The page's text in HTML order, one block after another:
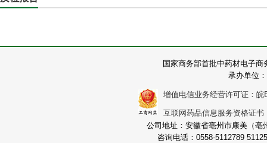
国家商务部首批中药材电子
承办单位
增值电信业务经营许可证：皖
互联网药品信息服务资格证
公司地址：安徽省亳州市康美（
咨询电话：0558-5112789